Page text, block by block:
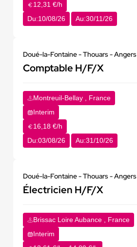
12,31 €/h
Du:10/08/26 Au:30/11/26
Doué-la-Fontaine - Thouars - Angers
Comptable H/F/X
Montreuil-Bellay , France
Interim
16,18 €/h
Du:03/08/26 Au:31/10/26
Doué-la-Fontaine - Thouars - Angers
Électricien H/F/X
Brissac Loire Aubance , France
Interim